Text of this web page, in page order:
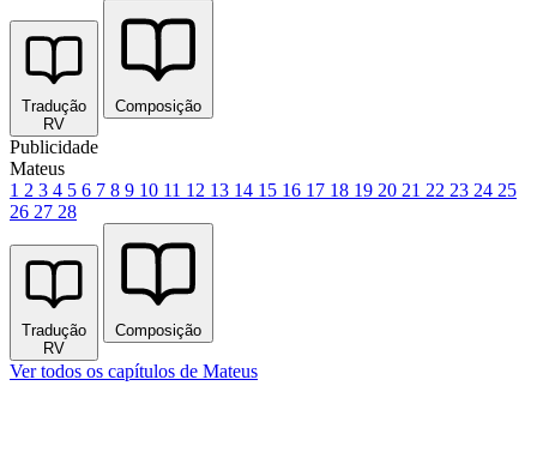
Tradução
RV
Composição
Publicidade
Mateus
1 2 3 4 5 6 7 8 9 10 11 12 13 14 15 16 17 18 19 20 21 22 23 24 25
26 27 28
Tradução
RV
Composição
Ver todos os capítulos de Mateus